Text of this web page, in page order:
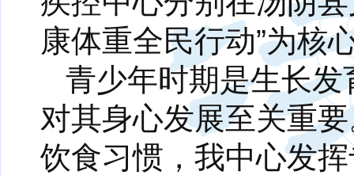
康体重全民行动”为核
青少年时期是生长
对其身心发展至关重
饮食习惯，我中心发